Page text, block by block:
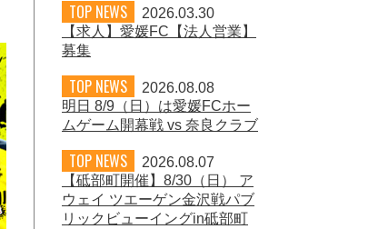
TOP NEWS
2026.03.30
【求人】愛媛FC【法人営業】
募集
TOP NEWS
2026.08.08
明日 8/9（日）は愛媛FCホー
ムゲーム開幕戦 vs 奈良クラブ
TOP NEWS
2026.08.07
【砥部町開催】8/30（日） ア
ウェイ ツエーゲン金沢戦パブ
リックビューイングin砥部町